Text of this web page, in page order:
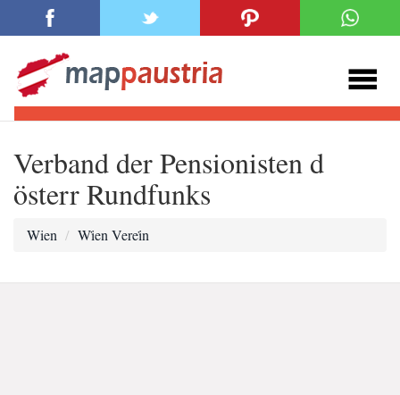
Verband der Pensionisten d
österr Rundfunks
Wien Wi̇en Verei̇n